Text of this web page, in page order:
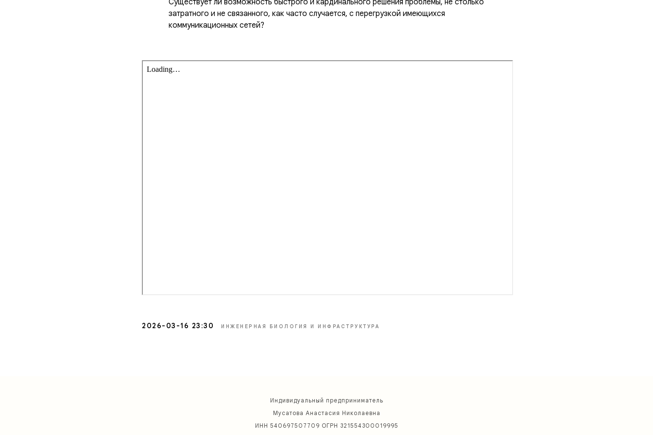
Существует ли возможность быстрого и кардинального решения проблемы, не столько
затратного и не связанного, как часто случается, с перегрузкой имеющихся
коммуникационных сетей?
2026-03-16 23:30 ИНЖЕНЕРНАЯ БИОЛОГИЯ И ИНФРАСТРУКТУРА
Индивидуальный предприниматель
Мусатова Анастасия Николаевна
ИНН 540697507709 ОГРН 321554300019995